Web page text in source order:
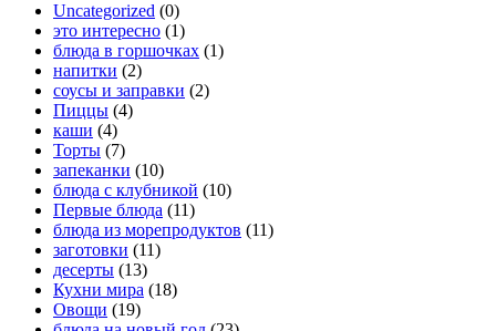
Uncategorized (0)
это интересно (1)
блюда в горшочках (1)
напитки (2)
соусы и заправки (2)
Пиццы (4)
каши (4)
Торты (7)
запеканки (10)
блюда с клубникой (10)
Первые блюда (11)
блюда из морепродуктов (11)
заготовки (11)
десерты (13)
Кухни мира (18)
Овощи (19)